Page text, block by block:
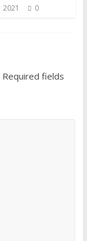
2021
0
Required fields